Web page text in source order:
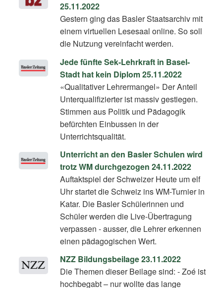
25.11.2022
Gestern ging das Basler Staatsarchiv mit
einem virtuellen Lesesaal online. So soll
die Nutzung vereinfacht werden.
Jede fünfte Sek-Lehrkraft in Basel-
Stadt hat kein Diplom 25.11.2022
«Qualitativer Lehrermangel» Der Anteil
Unterqualifizierter ist massiv gestiegen.
Stimmen aus Politik und Pädagogik
befürchten Einbussen in der
Unterrichtsqualität.
Unterricht an den Basler Schulen wird
trotz WM durchgezogen 24.11.2022
Auftaktspiel der Schweizer Heute um elf
Uhr startet die Schweiz ins WM-Turnier in
Katar. Die Basler Schülerinnen und
Schüler werden die Live-Übertragung
verpassen - ausser, die Lehrer erkennen
einen pädagogischen Wert.
NZZ Bildungsbeilage 23.11.2022
Die Themen dieser Beilage sind: - Zoé ist
hochbegabt – nur wollte das lange